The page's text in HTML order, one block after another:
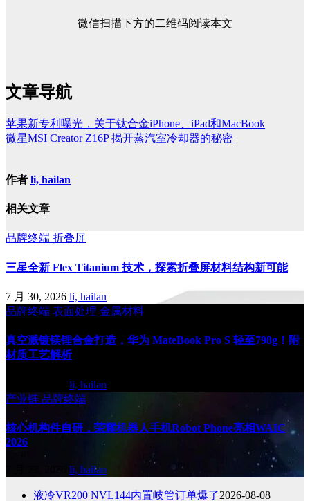
微信扫描下方的二维码阅读本文
文章导航
苹果新专利曝光，关于钛合金iPhone、iPad和MacBook
微星MSI Creator Z16P 揭开蒸汽室冷却器的秘密
作者 li, hailan
相关文章
品牌终端 折叠屏
三星全新 Flex Titanium 技术，探索折叠屏材料结构新可能
7 月 30, 2026 li, hailan
品牌终端 表面处理 金属材料
真空溅镀镁锂合金打造，华为 MateBook Pro S 轻至798g！附
材质工艺解析
li, hailan
产业链 品牌终端
核心机构件自研，荣耀机器人手机Robot Phone亮相WAIC
2026
li, hailan
液冷VR200 NVL144内置岐管订单爆了2026-08-08